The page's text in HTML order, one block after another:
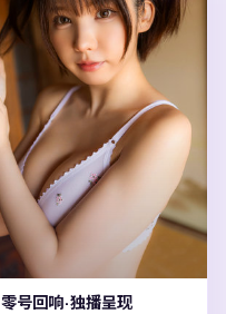
零号回响·独播呈现